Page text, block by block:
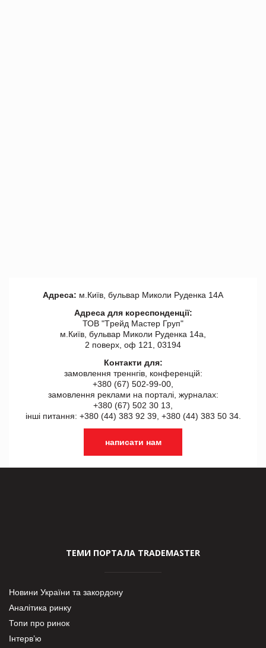
Адреса: м.Київ, бульвар Миколи Руденка 14А
Адреса для кореспонденції:
ТОВ "Tрейд Мастер Груп"
м.Київ, бульвар Миколи Руденка 14а,
2 поверх, оф 121, 03194
Контакти для:
замовлення треннгів, конференцій:
+380 (67) 502-99-00,
замовлення реклами на порталі, журналах:
+380 (67) 502 30 13,
інші питання: +380 (44) 383 92 39, +380 (44) 383 50 34.
написати нам
ТЕМИ ПОРТАЛА TRADEMASTER
Новини України та закордону
Аналітика ринку
Топи про ринок
Інтерв’ю